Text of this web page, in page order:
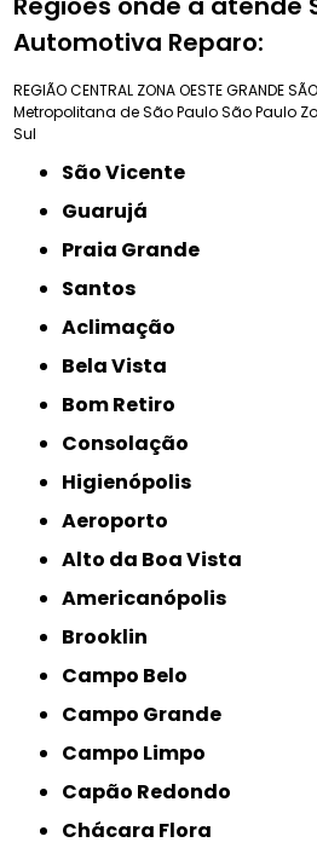
Automotiva Reparo:
REGIÃO CENTRAL ZONA OESTEGRANDE
Metropolitana de São PauloSão Paulo
Sul
São Vicente
Guarujá
Praia Grande
Santos
Aclimação
Bela Vista
Bom Retiro
Consolação
Higienópolis
Aeroporto
Alto da Boa Vista
Americanópolis
Brooklin
Campo Belo
Campo Grande
Campo Limpo
Capão Redondo
Chácara Flora